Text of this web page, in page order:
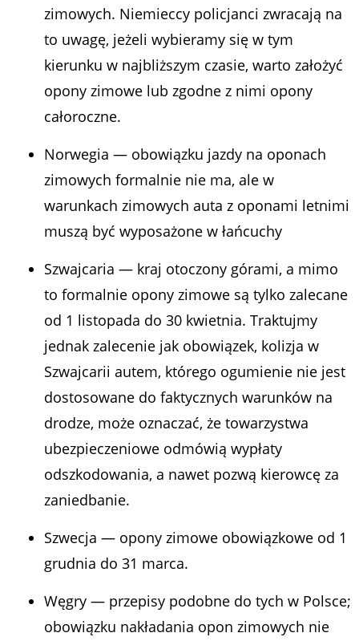
zimowych. Niemieccy policjanci zwracają na
to uwagę, jeżeli wybieramy się w tym
kierunku w najbliższym czasie, warto założyć
opony zimowe lub zgodne z nimi opony
całoroczne.
Norwegia — obowiązku jazdy na oponach
zimowych formalnie nie ma, ale w
warunkach zimowych auta z oponami letnimi
muszą być wyposażone w łańcuchy
Szwajcaria — kraj otoczony górami, a mimo
to formalnie opony zimowe są tylko zalecane
od 1 listopada do 30 kwietnia. Traktujmy
jednak zalecenie jak obowiązek, kolizja w
Szwajcarii autem, którego ogumienie nie jest
dostosowane do faktycznych warunków na
drodze, może oznaczać, że towarzystwa
ubezpieczeniowe odmówią wypłaty
odszkodowania, a nawet pozwą kierowcę za
zaniedbanie.
Szwecja — opony zimowe obowiązkowe od 1
grudnia do 31 marca.
Węgry — przepisy podobne do tych w Polsce;
obowiązku nakładania opon zimowych nie